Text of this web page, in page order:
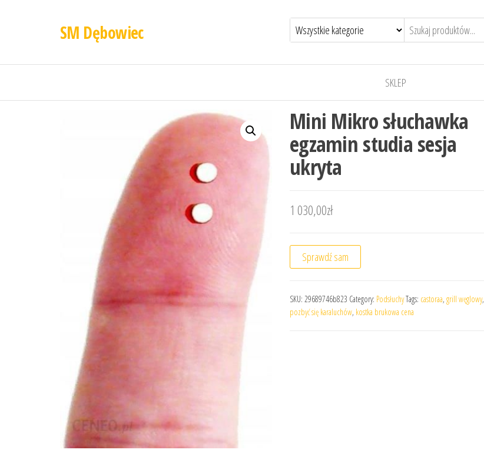
SM Dębowiec
SKLEP
Mini Mikro słuchawka
egzamin studia sesja
ukryta
1 030,00zł
Sprawdź sam
SKU: 29689746b823 Category: PodsłuchyTags: castoraa, grill węglowy,
pozbyć się karaluchów, kostka brukowa cena